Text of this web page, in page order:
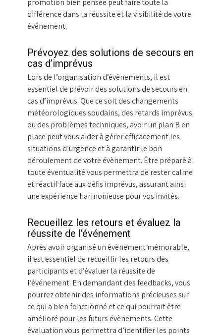
promotion bien pensée peut faire toute la
différence dans la réussite et la visibilité de votre
événement.
Prévoyez des solutions de secours en
cas d’imprévus
Lors de l’organisation d’évènements, il est
essentiel de prévoir des solutions de secours en
cas d’imprévus. Que ce soit des changements
météorologiques soudains, des retards imprévus
ou des problèmes techniques, avoir un plan B en
place peut vous aider à gérer efficacement les
situations d’urgence et à garantir le bon
déroulement de votre évènement. Être préparé à
toute éventualité vous permettra de rester calme
et réactif face aux défis imprévus, assurant ainsi
une expérience harmonieuse pour vos invités.
Recueillez les retours et évaluez la
réussite de l’événement
Après avoir organisé un évènement mémorable,
il est essentiel de recueillir les retours des
participants et d’évaluer la réussite de
l’événement. En demandant des feedbacks, vous
pourrez obtenir des informations précieuses sur
ce qui a bien fonctionné et ce qui pourrait être
amélioré pour les futurs évènements. Cette
évaluation vous permettra d’identifier les points